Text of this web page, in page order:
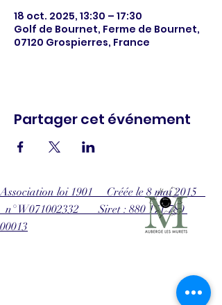
18 oct. 2025, 13:30 – 17:30
Golf de Bournet, Ferme de Bournet,
07120 Grospierres, France
Partager cet événement
Association loi 1901 Créée le 8 mai 2015
n° W071002332 Siret : 880 171 780
00013